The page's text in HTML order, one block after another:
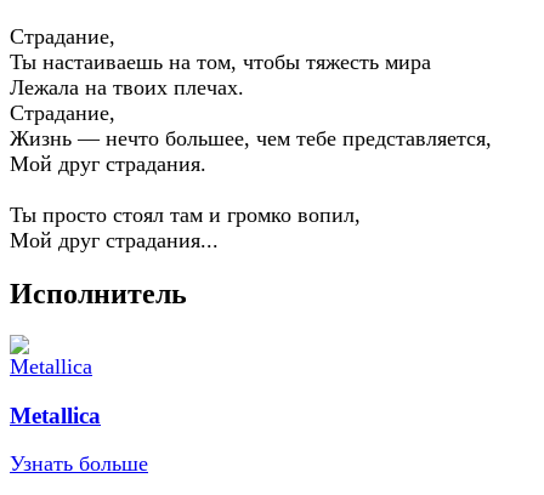
Страдание,
Ты настаиваешь на том, чтобы тяжесть мира
Лежала на твоих плечах.
Страдание,
Жизнь — нечто большее, чем тебе представляется,
Мой друг страдания.
Ты просто стоял там и громко вопил,
Мой друг страдания...
Исполнитель
Metallica
Узнать больше